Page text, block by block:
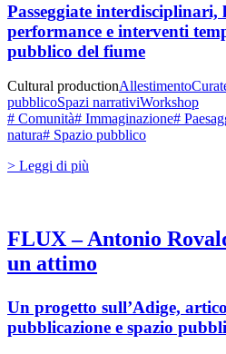
Passeggiate
performance e interventi
pubblico del fiume
Cultural productionAllestimento
pubblicoSpazi narrativiWorkshop
# Comunità# Immaginazione#
natura# Spazio pubblico
> Leggi di più
FLUX – Antonio
un attimo
Un progetto sull’Adige,
pubblicazione e spazio